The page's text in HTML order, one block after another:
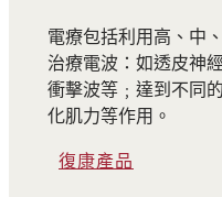
電療包括利用高、中
治療電波：如透皮神
衝擊波等﹔達到不同
化肌力等作用。
復康產品